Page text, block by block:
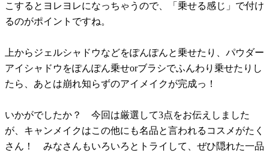
こするとヨレヨレになっちゃうので、「乗せる感じ」で付け
るのがポイントですね。
上からジェルシャドウなどをぽんぽんと乗せたり、パウダー
アイシャドウをぽんぽん乗せorブラシでふんわり乗せたりし
たら、あとは崩れ知らずのアイメイクが完成っ！
いかがでしたか？ 今回は厳選して3点をお伝えしました
が、キャンメイクはこの他にも名品と言われるコスメがたく
さん！ みなさんもいろいろとトライして、ぜひ隠れた一品